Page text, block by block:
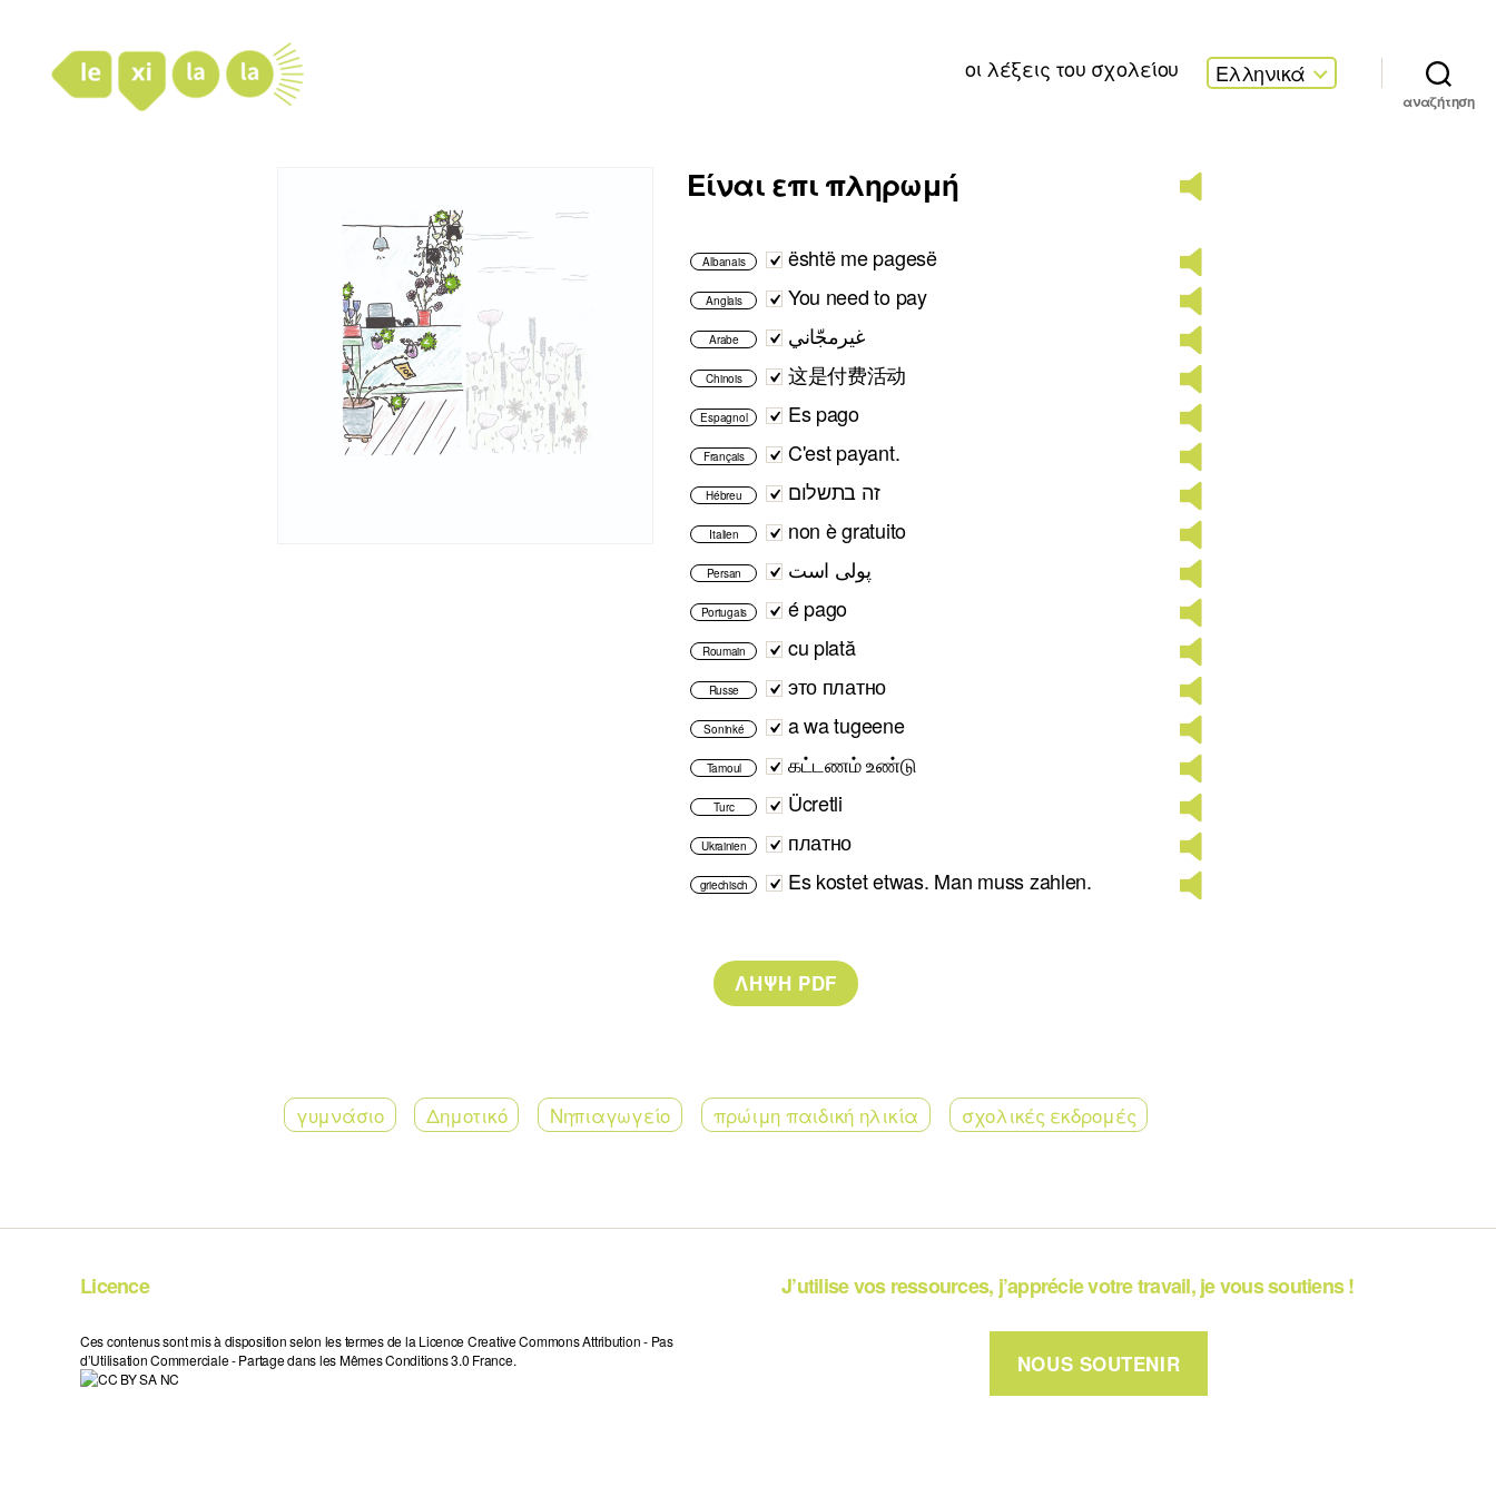
οι λέξεις του σχολείου Ελληνικά
αναζήτηση
Είναι επι πληρωμή
Albanais është me pagesë
Anglais You need to pay
Arabe غيرمجّاني
Chinois 这是付费活动
Espagnol Es pago
Français C'est payant.
Hébreu זה בתשלום
Italien non è gratuito
Persan پولی است
Portugais é pago
Roumain cu plată
Russe это платно
Soninké a wa tugeene
Tamoul கட்டணம் உண்டு
Turc Ücretli
Ukrainien платно
griechisch Es kostet etwas. Man muss zahlen.
γυμνάσιο Δημοτικό Νηπιαγωγείο πρώιμη παιδική ηλικία σχολικές εκδρομές
Licence
Ces contenus sont mis à disposition selon les termes de la Licence Creative Commons Attribution - Pas
d’Utilisation Commerciale - Partage dans les Mêmes Conditions 3.0 France.
J’utilise vos ressources, j’apprécie votre travail, je vous soutiens !
NOUS SOUTENIR